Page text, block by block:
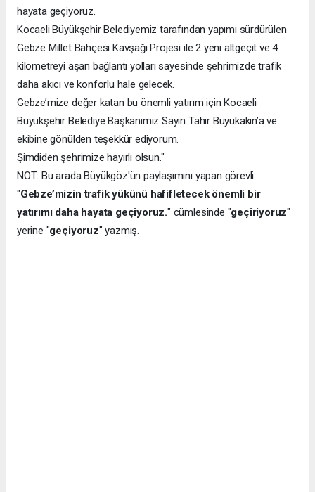
hayata geçiyoruz.
Kocaeli Büyükşehir Belediyemiz tarafından yapımı sürdürülen
Gebze Millet Bahçesi Kavşağı Projesi ile 2 yeni altgeçit ve 4
kilometreyi aşan bağlantı yolları sayesinde şehrimizde trafik
daha akıcı ve konforlu hale gelecek.
Gebze’mize değer katan bu önemli yatırım için Kocaeli
Büyükşehir Belediye Başkanımız Sayın Tahir Büyükakın’a ve
ekibine gönülden teşekkür ediyorum.
Şimdiden şehrimize hayırlı olsun."
NOT: Bu arada Büyükgöz'ün paylaşımını yapan görevli
"Gebze’mizin trafik yükünü hafifletecek önemli bir
yatırımı daha hayata geçiyoruz." cümlesinde "geçiriyoruz"
yerine "geçiyoruz" yazmış.